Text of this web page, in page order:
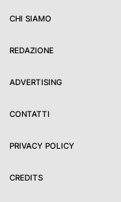
CHI SIAMO
REDAZIONE
ADVERTISING
CONTATTI
PRIVACY POLICY
CREDITS